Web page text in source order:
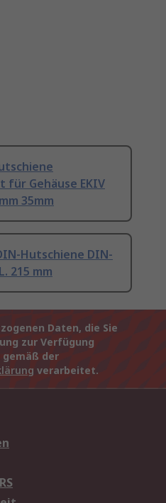
für Gehäuse EKIV
35mm
Hutschiene DIN-
215 mm
Daten, die Sie
zur Verfügung
der
verarbeitet.